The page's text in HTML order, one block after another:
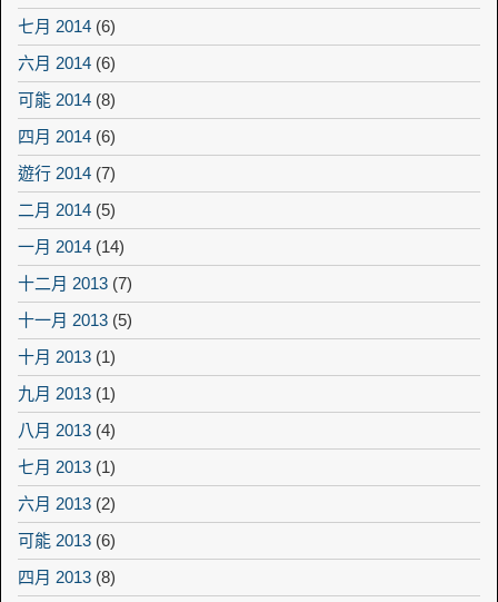
七月 2014 (6)
六月 2014 (6)
可能 2014 (8)
四月 2014 (6)
遊行 2014 (7)
二月 2014 (5)
一月 2014 (14)
十二月 2013 (7)
十一月 2013 (5)
十月 2013 (1)
九月 2013 (1)
八月 2013 (4)
七月 2013 (1)
六月 2013 (2)
可能 2013 (6)
四月 2013 (8)